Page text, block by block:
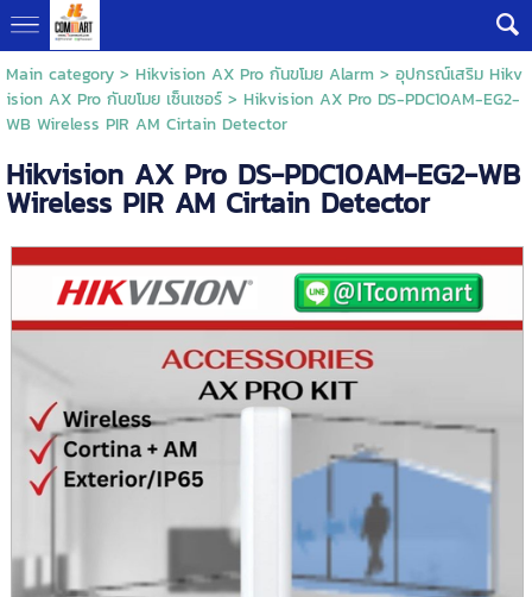
Main category> Hikvision AX Pro กันขโมย Alarm> อุปกรณ์เสริม Hikv
ision AX Pro กันขโมย เซ็นเซอร์> Hikvision AX Pro DS-PDC10AM-EG2-
WB Wireless PIR AM Cirtain Detector
Hikvision AX Pro DS-PDC10AM-EG2-WB
Wireless PIR AM Cirtain Detector